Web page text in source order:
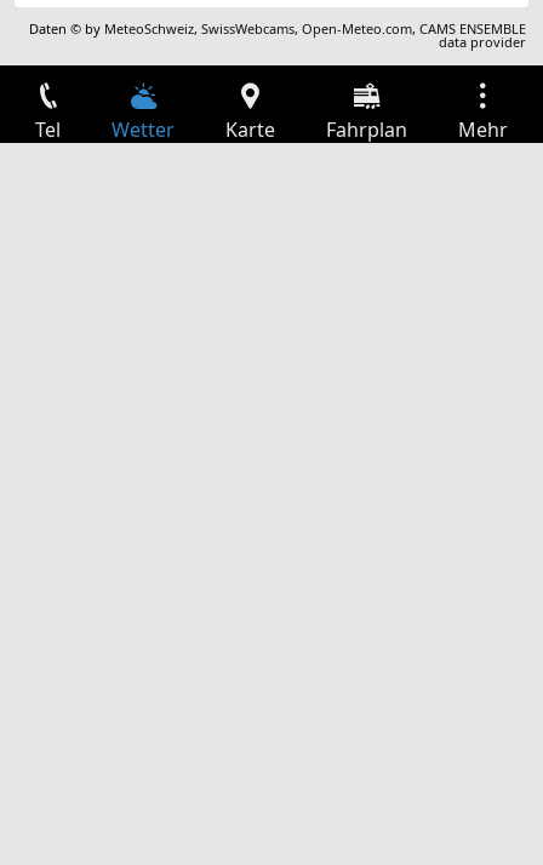
Daten © by MeteoSchweiz,SwissWebcams,Open-Meteo.com,CAMS ENSEMBLE
data provider
Tel Wetter Karte Fahrplan Mehr